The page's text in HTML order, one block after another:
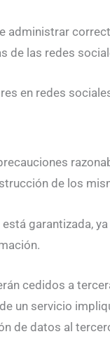
de las redes
en redes
de los
garantizada,
cedidos a
un servicio
de datos al